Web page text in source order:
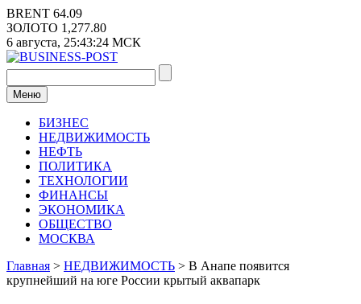
Перейти
к
содержимому
BRENT 64.09
ЗОЛОТО 1,277.80
6 августа, 25:43:24 МСК
Меню
БИЗНЕС
НЕДВИЖИМОСТЬ
НЕФТЬ
ПОЛИТИКА
ТЕХНОЛОГИИ
ФИНАНСЫ
ЭКОНОМИКА
ОБЩЕСТВО
МОСКВА
Главная > НЕДВИЖИМОСТЬ > В Анапе появится
крупнейший на юге России крытый аквапарк